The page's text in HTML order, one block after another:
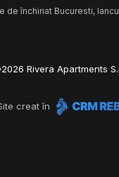
de închiriat Bucuresti,
2026 Rivera Apartments
creat în